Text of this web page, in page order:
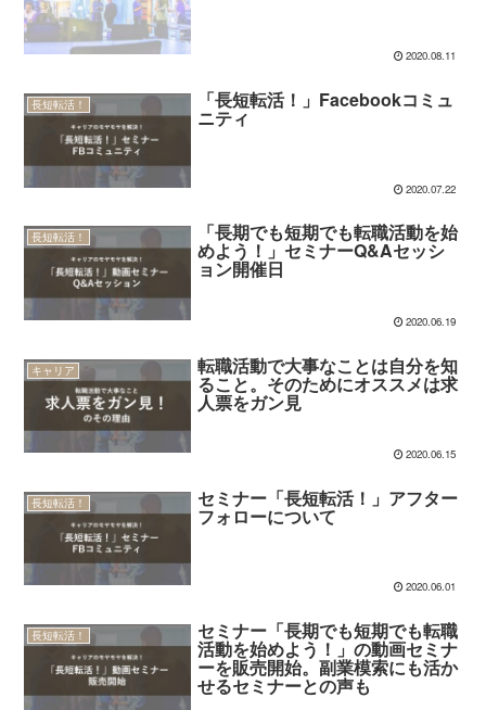
2020.08.11
長短転活！ 「長短転活！」Facebookコミュ
ニティ
2020.07.22
長短転活！ 「長期でも短期でも転職活動を始
めよう！」セミナーQ&Aセッシ
ョン開催日
2020.06.19
キャリア 転職活動で大事なことは自分を知
ること。そのためにオススメは求
人票をガン見
2020.06.15
長短転活！ セミナー「長短転活！」アフター
フォローについて
2020.06.01
長短転活！ セミナー「長期でも短期でも転職
活動を始めよう！」の動画セミナ
ーを販売開始。副業模索にも活か
せるセミナーとの声も